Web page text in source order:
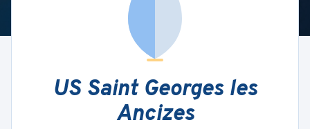
US Saint Georges les
Ancizes